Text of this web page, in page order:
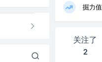
掘力值
关注了
2